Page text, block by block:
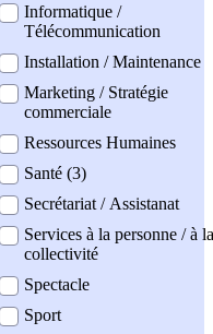
Informatique /
Télécommunication
Installation / Maintenance
Marketing / Stratégie
commerciale
Ressources Humaines
Santé (3)
Secrétariat / Assistanat
Services à la personne / à la
collectivité
Spectacle
Sport